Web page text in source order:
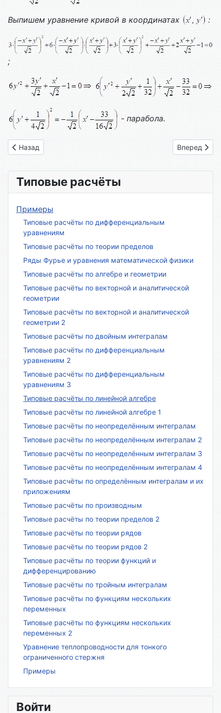
Выпишем уравнение кривой в координатах :
;
- парабола.
Предыдущий: Вариант № 16
Назад Следующий:
Вперед
Типовые расчёты
Примеры
Типовые расчёты по дифференциальным
уравнениям
Типовые расчёты по теории пределов
Ряды Фурье и уравнения математической физики
Типовые расчёты по алгебре и геометрии
Типовые расчёты по векторной и аналитической
геометрии
Типовые расчёты по векторной и аналитической
геометрии 2
Типовые расчёты по двойным интегралам
Типовые расчёты по дифференциальным
уравнениям 2
Типовые расчёты по дифференциальным
уравнениям 3
Типовые расчёты по линейной алгебре
Типовые расчёты по линейной алгебре 1
Типовые расчёты по неопределённым интегралам
Типовые расчёты по неопределённым интегралам 2
Типовые расчёты по неопределённым интегралам 3
Типовые расчёты по неопределённым интегралам 4
Типовые расчёты по определённым интегралам и их
приложениям
Типовые расчёты по производным
Типовые расчёты по теории пределов 2
Типовые расчёты по теории рядов
Типовые расчёты по теории рядов 2
Типовые расчёты по теории функций и
дифференцированию
Типовые расчёты по тройным интегралам
Типовые расчёты по функциям нескольких
переменных
Типовые расчёты по функциям нескольких
переменных 2
Уравнение теплопроводности для тонкого
ограниченного стержня
Примеры
Войти